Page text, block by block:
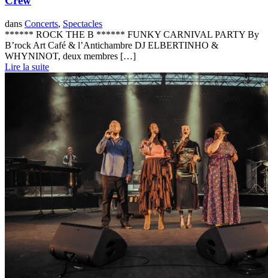
dans Concerts, Spectacles
****** ROCK THE B ****** FUNKY CARNIVAL PARTY By
B’rock Art Café & l’Antichambre DJ ELBERTINHO &
WHYNINOT, deux membres […]
Lire la suite